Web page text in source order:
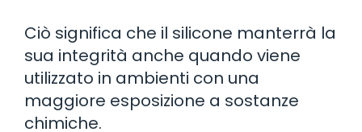
Ciò significa che il silicone manterrà la
sua integrità anche quando viene
utilizzato in ambienti con una
maggiore esposizione a sostanze
chimiche.